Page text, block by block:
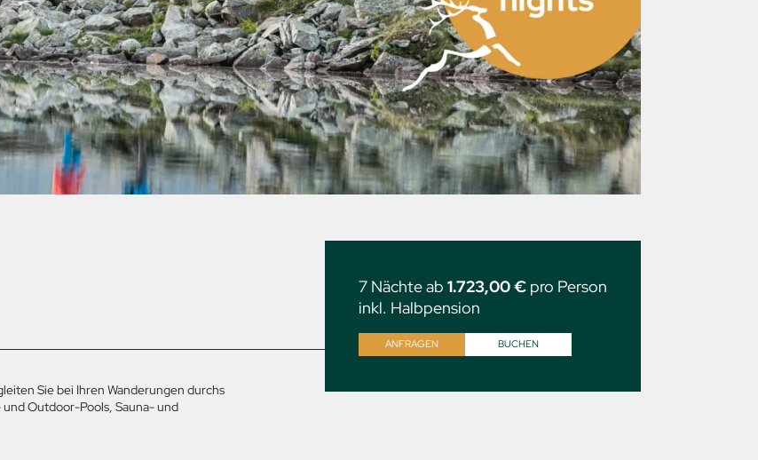
Sie bei Ihren Wanderungen durchs
Outdoor-Pools, Sauna- und
7 Nächte ab 1.723,00 € pro Person
inkl. Halbpension
ANFRAGEN BUCHEN